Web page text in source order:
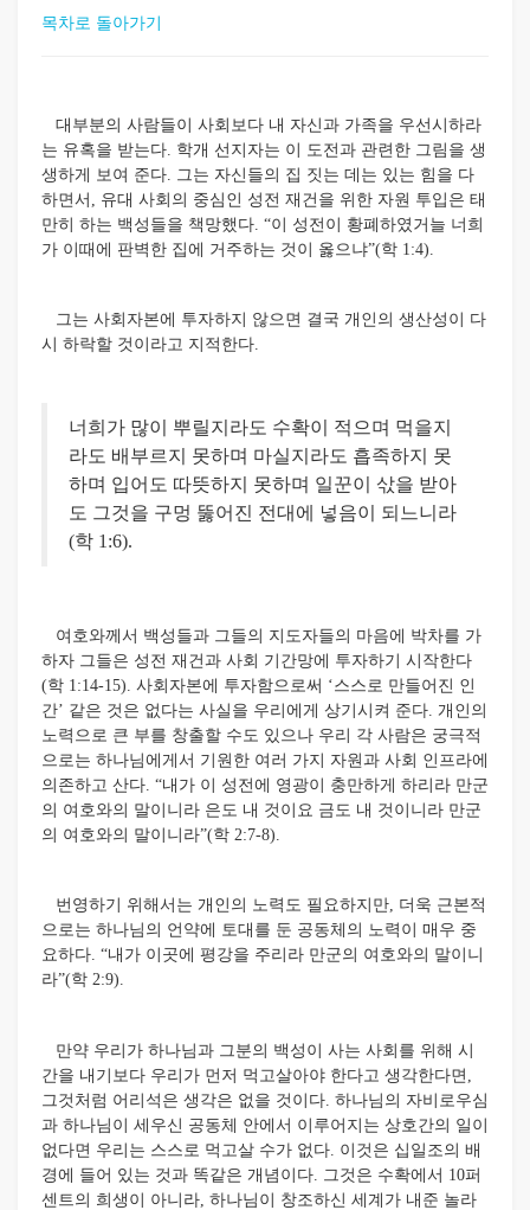
목차로 돌아가기
대부분의 사람들이 사회보다 내 자신과 가족을 우선시하라
는 유혹을 받는다. 학개 선지자는 이 도전과 관련한 그림을 생
생하게 보여 준다. 그는 자신들의 집 짓는 데는 있는 힘을 다
하면서, 유대 사회의 중심인 성전 재건을 위한 자원 투입은 태
만히 하는 백성들을 책망했다. “이 성전이 황폐하였거늘 너희
가 이때에 판벽한 집에 거주하는 것이 옳으냐”(학 1:4).
그는 사회자본에 투자하지 않으면 결국 개인의 생산성이 다
시 하락할 것이라고 지적한다.
너희가 많이 뿌릴지라도 수확이 적으며 먹을지
라도 배부르지 못하며 마실지라도 흡족하지 못
하며 입어도 따뜻하지 못하며 일꾼이 삯을 받아
도 그것을 구멍 뚫어진 전대에 넣음이 되느니라
(학 1:6).
여호와께서 백성들과 그들의 지도자들의 마음에 박차를 가
하자 그들은 성전 재건과 사회 기간망에 투자하기 시작한다
(학 1:14-15). 사회자본에 투자함으로써 ‘스스로 만들어진 인
간’ 같은 것은 없다는 사실을 우리에게 상기시켜 준다. 개인의
노력으로 큰 부를 창출할 수도 있으나 우리 각 사람은 궁극적
으로는 하나님에게서 기원한 여러 가지 자원과 사회 인프라에
의존하고 산다. “내가 이 성전에 영광이 충만하게 하리라 만군
의 여호와의 말이니라 은도 내 것이요 금도 내 것이니라 만군
의 여호와의 말이니라”(학 2:7-8).
번영하기 위해서는 개인의 노력도 필요하지만, 더욱 근본적
으로는 하나님의 언약에 토대를 둔 공동체의 노력이 매우 중
요하다. “내가 이곳에 평강을 주리라 만군의 여호와의 말이니
라”(학 2:9).
만약 우리가 하나님과 그분의 백성이 사는 사회를 위해 시
간을 내기보다 우리가 먼저 먹고살아야 한다고 생각한다면,
그것처럼 어리석은 생각은 없을 것이다. 하나님의 자비로우심
과 하나님이 세우신 공동체 안에서 이루어지는 상호간의 일이
없다면 우리는 스스로 먹고살 수가 없다. 이것은 십일조의 배
경에 들어 있는 것과 똑같은 개념이다. 그것은 수확에서 10퍼
센트의 희생이 아니라, 하나님이 창조하신 세계가 내준 놀라